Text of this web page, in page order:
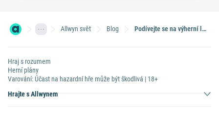
Allwyn svět Blog Podívejte se na výherní losy
Hraj s rozumem
Herní plány
Varování: Účast na hazardní hře může být škodlivá | 18+
Hrajte s Allwynem